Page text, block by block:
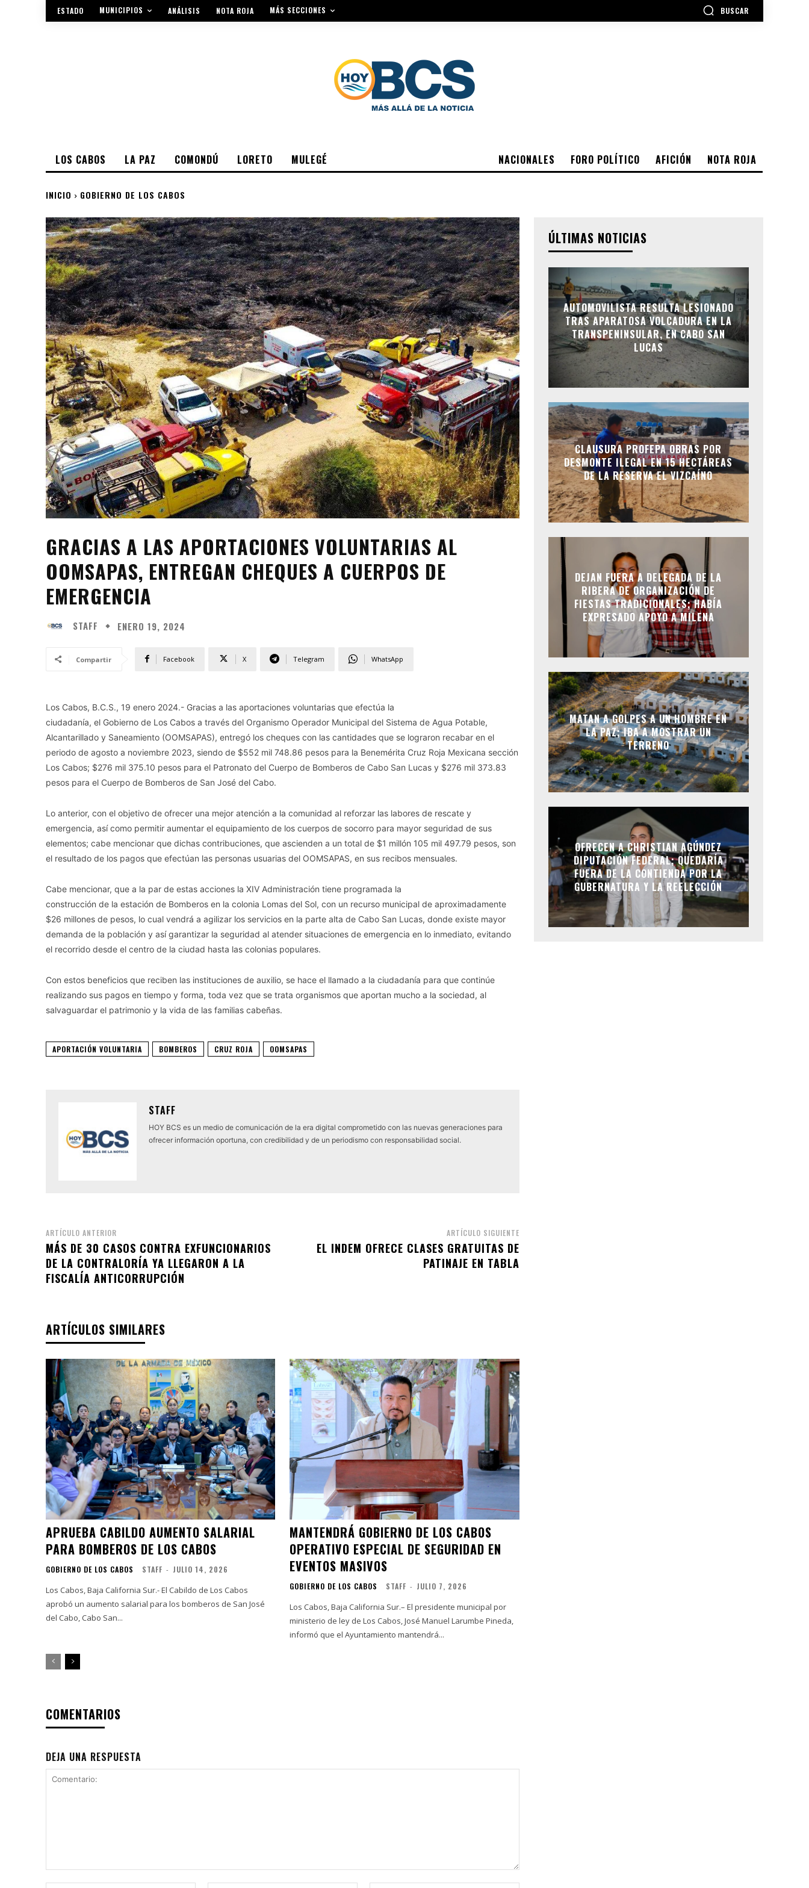
ESTADO MUNICIPIOS ANÁLISIS NOTA ROJA MÁS SECCIONES BUSCAR
NACIONALES FORO POLÍTICO AFICIÓN NOTA ROJA
LOS CABOS LA PAZ COMONDÚ LORETO MULEGÉ
INICIO GOBIERNO DE LOS CABOS
GRACIAS A LAS APORTACIONES VOLUNTARIAS AL
OOMSAPAS, ENTREGAN CHEQUES A CUERPOS DE
EMERGENCIA
STAFF ENERO 19, 2024
Compartir Facebook X Telegram WhatsApp
Los Cabos, B.C.S., 19 enero 2024.- Gracias a las aportaciones voluntarias que efectúa la
ciudadanía, el Gobierno de Los Cabos a través del Organismo Operador Municipal del Sistema de Agua Potable,
Alcantarillado y Saneamiento (OOMSAPAS), entregó los cheques con las cantidades que se lograron recabar en el
periodo de agosto a noviembre 2023, siendo de $552 mil 748.86 pesos para la Benemérita Cruz Roja Mexicana sección
Los Cabos; $276 mil 375.10 pesos para el Patronato del Cuerpo de Bomberos de Cabo San Lucas y $276 mil 373.83
pesos para el Cuerpo de Bomberos de San José del Cabo.
Lo anterior, con el objetivo de ofrecer una mejor atención a la comunidad al reforzar las labores de rescate y
emergencia, así como permitir aumentar el equipamiento de los cuerpos de socorro para mayor seguridad de sus
elementos; cabe mencionar que dichas contribuciones, que ascienden a un total de $1 millón 105 mil 497.79 pesos, son
el resultado de los pagos que efectúan las personas usuarias del OOMSAPAS, en sus recibos mensuales.
Cabe mencionar, que a la par de estas acciones la XIV Administración tiene programada la
construcción de la estación de Bomberos en la colonia Lomas del Sol, con un recurso municipal de aproximadamente
$26 millones de pesos, lo cual vendrá a agilizar los servicios en la parte alta de Cabo San Lucas, donde existe mayor
demanda de la población y así garantizar la seguridad al atender situaciones de emergencia en lo inmediato, evitando
el recorrido desde el centro de la ciudad hasta las colonias populares.
Con estos beneficios que reciben las instituciones de auxilio, se hace el llamado a la ciudadanía para que continúe
realizando sus pagos en tiempo y forma, toda vez que se trata organismos que aportan mucho a la sociedad, al
salvaguardar el patrimonio y la vida de las familias cabeñas.
APORTACIÓN VOLUNTARIA BOMBEROS CRUZ ROJA OOMSAPAS
STAFF
HOY BCS es un medio de comunicación de la era digital comprometido con las nuevas generaciones para
ofrecer información oportuna, con credibilidad y de un periodismo con responsabilidad social.
ARTÍCULO ANTERIOR
MÁS DE 30 CASOS CONTRA EXFUNCIONARIOS
DE LA CONTRALORÍA YA LLEGARON A LA
FISCALÍA ANTICORRUPCIÓN
ARTÍCULO SIGUIENTE
EL INDEM OFRECE CLASES GRATUITAS DE
PATINAJE EN TABLA
ARTÍCULOS SIMILARES
APRUEBA CABILDO AUMENTO SALARIAL
PARA BOMBEROS DE LOS CABOS
GOBIERNO DE LOS CABOS STAFF - JULIO 14, 2026
Los Cabos, Baja California Sur.- El Cabildo de Los Cabos
aprobó un aumento salarial para los bomberos de San José
del Cabo, Cabo San...
MANTENDRÁ GOBIERNO DE LOS CABOS
OPERATIVO ESPECIAL DE SEGURIDAD EN
EVENTOS MASIVOS
GOBIERNO DE LOS CABOS STAFF - JULIO 7, 2026
Los Cabos, Baja California Sur.– El presidente municipal por
ministerio de ley de Los Cabos, José Manuel Larumbe Pineda,
informó que el Ayuntamiento mantendrá...
COMENTARIOS
DEJA UNA RESPUESTA
ÚLTIMAS NOTICIAS
AUTOMOVILISTA RESULTA LESIONADO
TRAS APARATOSA VOLCADURA EN LA
TRANSPENINSULAR, EN CABO SAN
LUCAS
CLAUSURA PROFEPA OBRAS POR
DESMONTE ILEGAL EN 15 HECTÁREAS
DE LA RESERVA EL VIZCAÍNO
DEJAN FUERA A DELEGADA DE LA
RIBERA DE ORGANIZACIÓN DE
FIESTAS TRADICIONALES; HABÍA
EXPRESADO APOYO A MILENA
MATAN A GOLPES A UN HOMBRE EN
LA PAZ; IBA A MOSTRAR UN
TERRENO
OFRECEN A CHRISTIAN AGÚNDEZ
DIPUTACIÓN FEDERAL; QUEDARÍA
FUERA DE LA CONTIENDA POR LA
GUBERNATURA Y LA REELECCIÓN